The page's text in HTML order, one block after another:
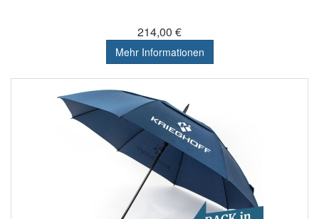
214,00 €
Mehr Informationen